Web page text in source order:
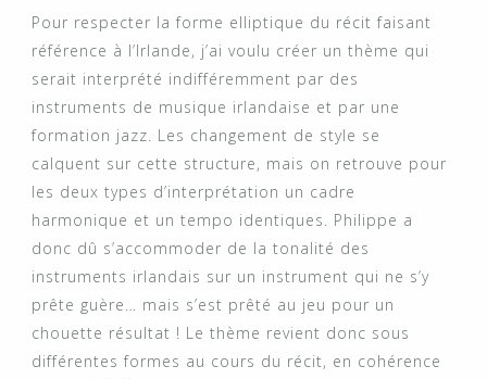
Pour respecter la forme elliptique du récit faisant
référence à l’Irlande, j’ai voulu créer un thème qui
serait interprété indifféremment par des
instruments de musique irlandaise et par une
formation jazz. Les changement de style se
calquent sur cette structure, mais on retrouve pour
les deux types d’interprétation un cadre
harmonique et un tempo identiques. Philippe a
donc dû s’accommoder de la tonalité des
instruments irlandais sur un instrument qui ne s’y
prête guère… mais s’est prêté au jeu pour un
chouette résultat ! Le thème revient donc sous
différentes formes au cours du récit, en cohérence